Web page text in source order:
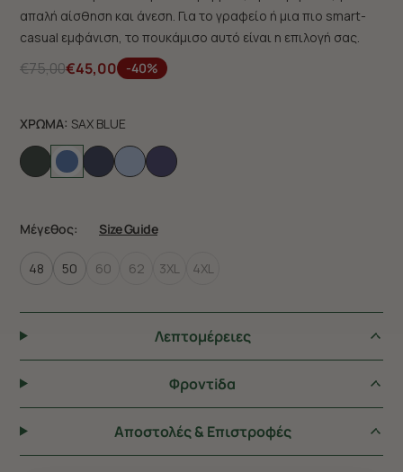
απαλή αίσθηση και άνεση. Για το γραφείο ή μια πιο smart-
casual εμφάνιση, το πουκάμισο αυτό είναι η επιλογή σας.
€75,00€45,00 -40%
ΧΡΩΜΑ: SAX BLUE
Μέγεθος: Size Guide
48 50 60 62 3XL 4XL
Λεπτομέρειες
Φροντiδα
Αποστολές & Επιστροφές